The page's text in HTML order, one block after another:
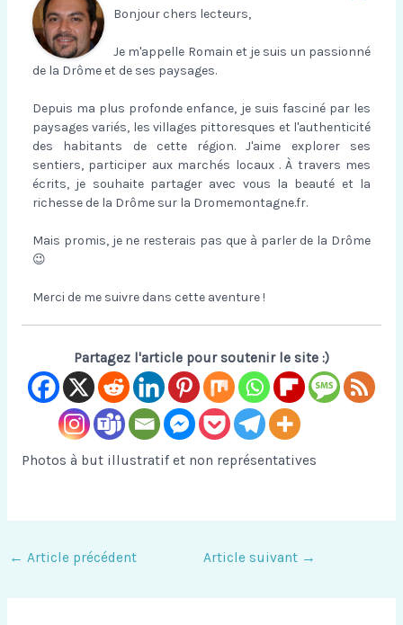
Bonjour chers lecteurs,
Je m'appelle Romain et je suis un passionné
de la Drôme et de ses paysages.
Depuis ma plus profonde enfance, je suis fasciné par les
paysages variés, les villages pittoresques et l'authenticité
des habitants de cette région. J'aime explorer ses
sentiers, participer aux marchés locaux . À travers mes
écrits, je souhaite partager avec vous la beauté et la
richesse de la Drôme sur la Dromemontagne.fr.
Mais promis, je ne resterais pas que à parler de la Drôme
😉
Merci de me suivre dans cette aventure !
Partagez l'article pour soutenir le site :)
Photos à but illustratif et non représentatives
← Article précédent Article suivant →